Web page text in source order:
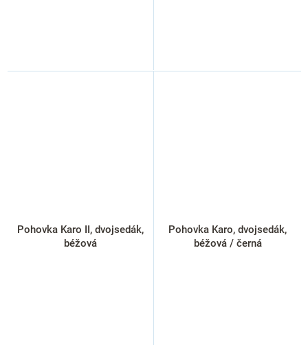
Pohovka Karo II, dvojsedák,
béžová
Pohovka Karo, dvojsedák,
béžová / černá